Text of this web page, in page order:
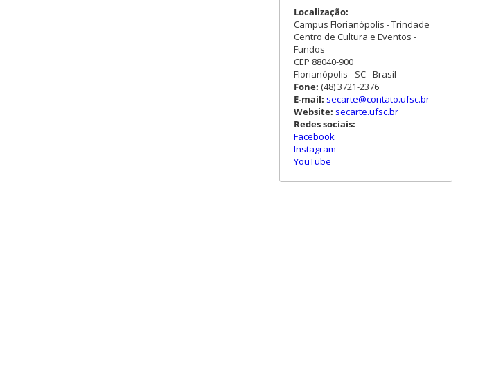
Localização:
Campus Florianópolis - Trindade
Centro de Cultura e Eventos -
Fundos
CEP 88040-900
Florianópolis - SC - Brasil
Fone: (48) 3721-2376
E-mail: secarte@contato.ufsc.br
Website: secarte.ufsc.br
Redes sociais:
Facebook
Instagram
YouTube